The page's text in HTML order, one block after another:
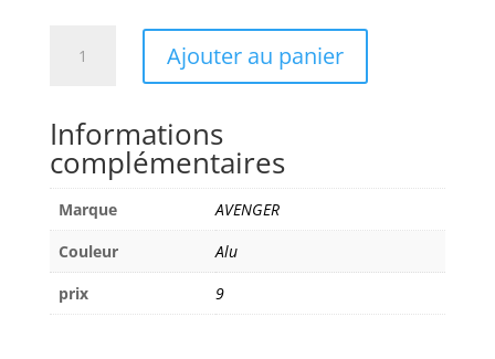
BABY
5K
A1010CS
Ajouter au panier
Informations
complémentaires
Marque
AVENGER
Couleur
Alu
prix
9